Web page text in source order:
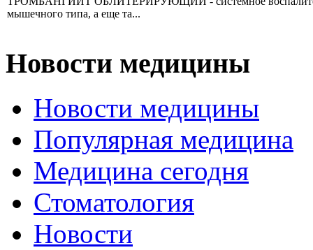
мышечного типа, а еще та...
Новости медицины
Новости медицины
Популярная медицина
Медицина сегодня
Стоматология
Новости